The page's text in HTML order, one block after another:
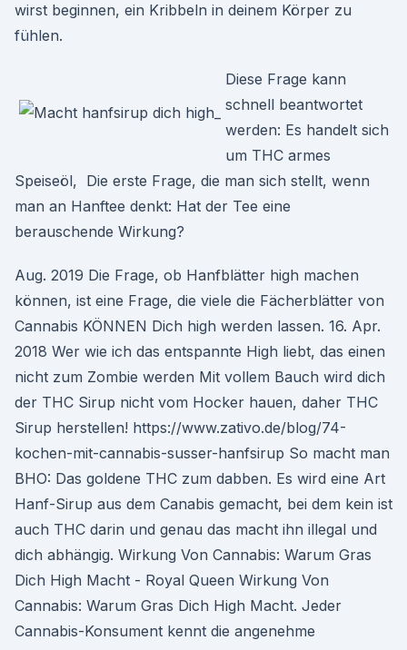
wirst beginnen, ein Kribbeln in deinem Körper zu
fühlen.
Diese Frage kann
schnell beantwortet
werden: Es handelt sich
um THC armes
Speiseöl, Die erste Frage, die man sich stellt, wenn
man an Hanftee denkt: Hat der Tee eine
berauschende Wirkung?
Aug. 2019 Die Frage, ob Hanfblätter high machen
können, ist eine Frage, die viele die Fächerblätter von
Cannabis KÖNNEN Dich high werden lassen. 16. Apr.
2018 Wer wie ich das entspannte High liebt, das einen
nicht zum Zombie werden Mit vollem Bauch wird dich
der THC Sirup nicht vom Hocker hauen, daher THC
Sirup herstellen! https://www.zativo.de/blog/74-
kochen-mit-cannabis-susser-hanfsirup So macht man
BHO: Das goldene THC zum dabben. Es wird eine Art
Hanf-Sirup aus dem Canabis gemacht, bei dem kein ist
auch THC darin und genau das macht ihn illegal und
dich abhängig. Wirkung Von Cannabis: Warum Gras
Dich High Macht - Royal Queen Wirkung Von
Cannabis: Warum Gras Dich High Macht. Jeder
Cannabis-Konsument kennt die angenehme